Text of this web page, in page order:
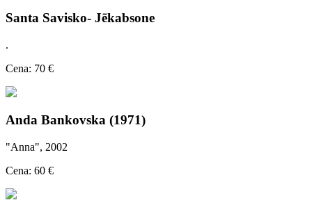
Santa Savisko- Jēkabsone
.
Cena: 70 €
Anda Bankovska (1971)
"Anna", 2002
Cena: 60 €